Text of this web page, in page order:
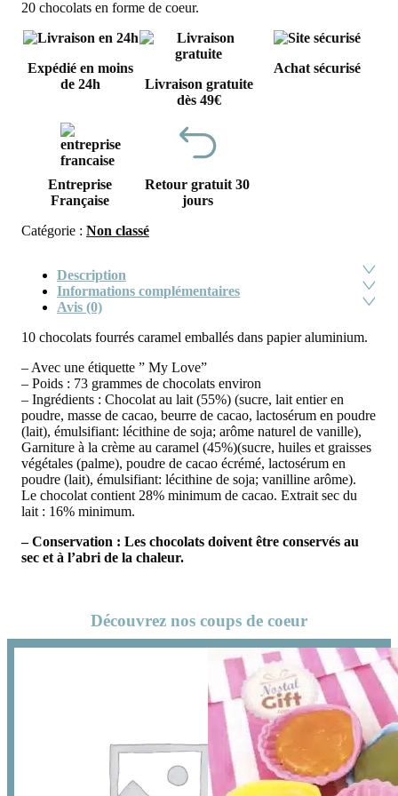
20 chocolats en forme de coeur.
Expédié en moins
de 24h
Livraison gratuite
dès 49€
Achat sécurisé
Entreprise
Française
Retour gratuit 30
jours
Catégorie : Non classé
Description
Informations complémentaires
Avis (0)
10 chocolats fourrés caramel emballés dans papier aluminium.
– Avec une étiquette ” My Love”
– Poids : 73 grammes de chocolats environ
– Ingrédients : Chocolat au lait (55%) (sucre, lait entier en
poudre, masse de cacao, beurre de cacao, lactosérum en poudre
(lait), émulsifiant: lécithine de soja; arôme naturel de vanille),
Garniture à la crème au caramel (45%)(sucre, huiles et graisses
végétales (palme), poudre de cacao écrémé, lactosérum en
poudre (lait), émulsifiant: lécithine de soja; vanilline arôme).
Le chocolat contient 28% minimum de cacao. Extrait sec du
lait : 16% minimum.
– Conservation : Les chocolats doivent être conservés au
sec et à l’abri de la chaleur.
Découvrez nos coups de coeur